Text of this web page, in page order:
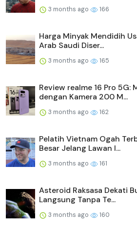
3 months ago 166
Harga Minyak Mendidih
Arab Saudi Diser...
3 months ago 165
Review realme 16 Pro 5G:
dengan Kamera 200 M...
3 months ago 162
Pelatih Vietnam Ogah
Besar Jelang Lawan I...
3 months ago 161
Asteroid Raksasa Dekati
Langsung Tanpa Te...
3 months ago 160